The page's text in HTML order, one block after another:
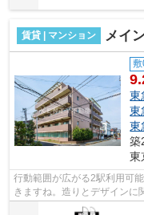
賃貸 | マンション メイ
東
東
東
築
東
行動範囲が広がる2駅利用可
きますね。造りとデザインに
ョンです。短時間でごみ出し